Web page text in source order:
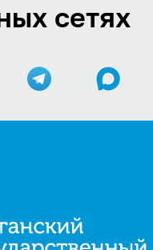
сетях